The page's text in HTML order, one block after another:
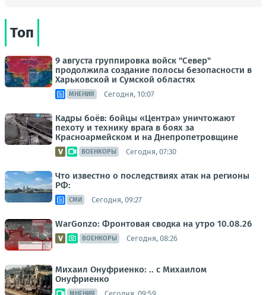
Топ
9 августа группировка войск "Север"
продолжила создание полосы безопасности в
Харьковской и Сумской областях
МНЕНИЯ Сегодня, 10:07
Кадры боёв: бойцы «Центра» уничтожают
пехоту и технику врага в боях за
Красноармейском и на Днепропетровщине
ВОЕНКОРЫ Сегодня, 07:30
Что известно о последствиях атак на регионы
РФ:
СМИ Сегодня, 09:27
WarGonzo: Фронтовая сводка на утро 10.08.26
ВОЕНКОРЫ Сегодня, 08:26
Михаил Онуфриенко: .. с Михаилом
Онуфриенко